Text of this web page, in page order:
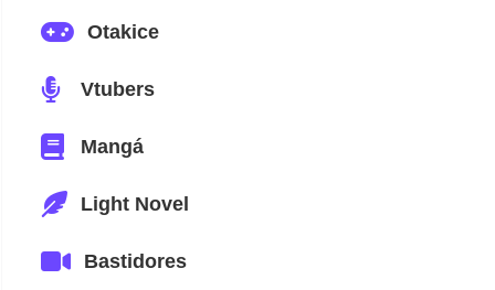
Otakice
Vtubers
Mangá
Light Novel
Bastidores